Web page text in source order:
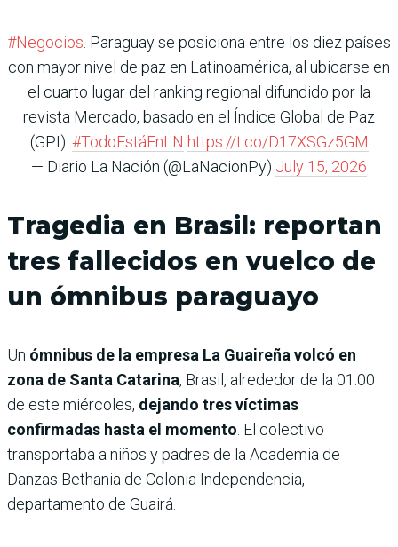
#Negocios . Paraguay se posiciona entre los diez países
con mayor nivel de paz en Latinoamérica, al ubicarse en
el cuarto lugar del ranking regional difundido por la
revista Mercado, basado en el Índice Global de Paz
(GPI). #TodoEstáEnLN https://t.co/D17XSGz5GM
— Diario La Nación (@LaNacionPy) July 15, 2026
Tragedia en Brasil: reportan
tres fallecidos en vuelco de
un ómnibus paraguayo
Un ómnibus de la empresa La Guaireña volcó en
zona de Santa Catarina, Brasil, alrededor de la 01:00
de este miércoles, dejando tres víctimas
confirmadas hasta el momento . El colectivo
transportaba a niños y padres de la Academia de
Danzas Bethania de Colonia Independencia,
departamento de Guairá.